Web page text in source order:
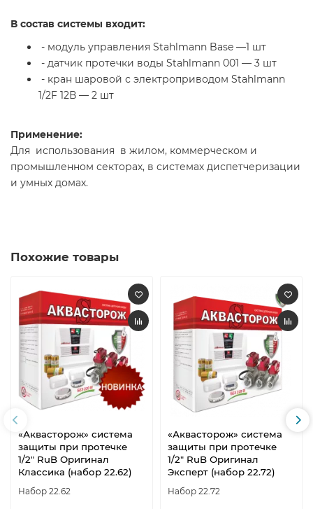
В состав системы входит:
- модуль управления Stahlmann Base —1 шт
- датчик протечки воды Stahlmann 001 — 3 шт
- кран шаровой с электроприводом Stahlmann
1/2F 12В — 2 шт
Применение:
Для использования в жилом, коммерческом и
промышленном секторах, в системах диспетчеризации
и умных домах.
Похожие товары
«Аквасторож» система
защиты при протечке
1/2″ RuB Оригинал
Классика (набор 22.62)
Набор 22.62
«Аквасторож» система
защиты при протечке
1/2″ RuB Оригинал
Эксперт (набор 22.72)
Набор 22.72